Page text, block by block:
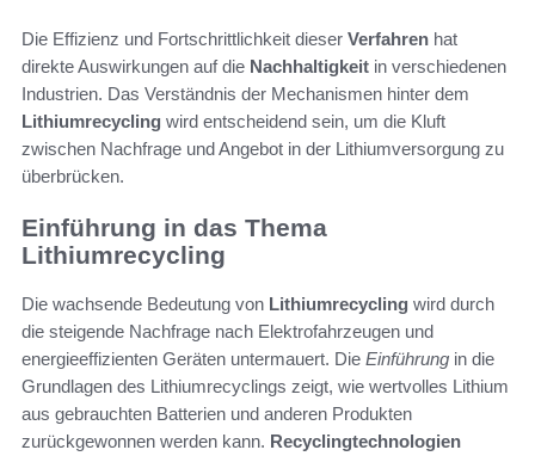
Die Effizienz und Fortschrittlichkeit dieser Verfahren hat
direkte Auswirkungen auf die Nachhaltigkeit in verschiedenen
Industrien. Das Verständnis der Mechanismen hinter dem
Lithiumrecycling wird entscheidend sein, um die Kluft
zwischen Nachfrage und Angebot in der Lithiumversorgung zu
überbrücken.
Einführung in das Thema
Lithiumrecycling
Die wachsende Bedeutung von Lithiumrecycling wird durch
die steigende Nachfrage nach Elektrofahrzeugen und
energieeffizienten Geräten untermauert. Die Einführung in die
Grundlagen des Lithiumrecyclings zeigt, wie wertvolles Lithium
aus gebrauchten Batterien und anderen Produkten
zurückgewonnen werden kann. Recyclingtechnologien